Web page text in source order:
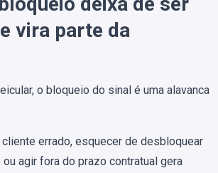
vira parte da
o bloqueio do sinal é uma alavanca
errado, esquecer de desbloquear
agir fora do prazo contratual gera